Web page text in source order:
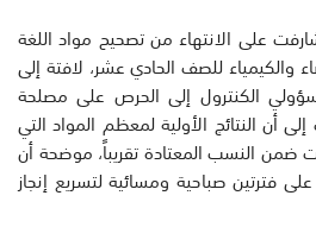
على الانتهاء من تصحيح مواد اللغة
والكيمياء للصف الحادي عشر، لافتة إلى
الكنترول إلى الحرص على مصلحة
أن النتائج الأولية لمعظم المواد التي
ضمن النسب المعتادة تقريباً، موضحة أن
فترتين صباحية ومسائية لتسريع إنجاز